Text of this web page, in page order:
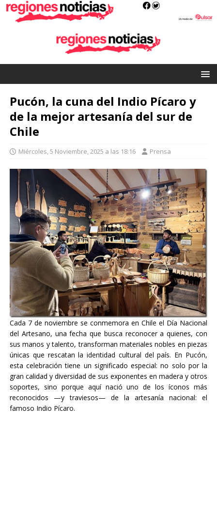
Pucón, la cuna del Indio Pícaro y
de la mejor artesanía del sur de
Chile
Miércoles, 5 Noviembre, 2025 a las 18:16 Prensa
Cada 7 de noviembre se conmemora en Chile el Día Nacional
del Artesano, una fecha que busca reconocer a quienes, con
sus manos y talento, transforman materiales nobles en piezas
únicas que rescatan la identidad cultural del país. En Pucón,
esta celebración tiene un significado especial: no solo por la
gran calidad y diversidad de sus exponentes en madera y otros
soportes, sino porque aquí nació uno de los íconos más
reconocidos —y traviesos— de la artesanía nacional: el
famoso Indio Pícaro.